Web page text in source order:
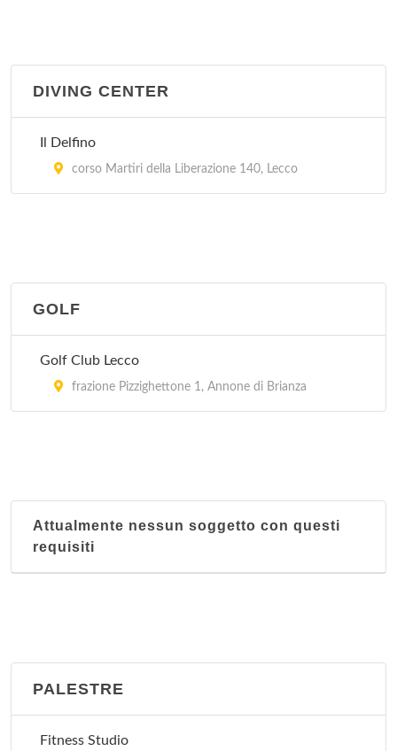
DIVING CENTER
Il Delfino
corso Martiri della Liberazione 140, Lecco
GOLF
Golf Club Lecco
frazione Pizzighettone 1, Annone di Brianza
Attualmente nessun soggetto con questi
requisiti
PALESTRE
Fitness Studio